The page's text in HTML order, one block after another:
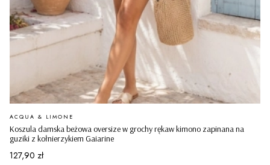
Koszula damska beżowa oversize w grochy rękaw kimono zapinana na
guziki z kołnierzykiem Gaiarine
PRODUCENT
ACQUA & LIMONE
Cena
127,90 zł